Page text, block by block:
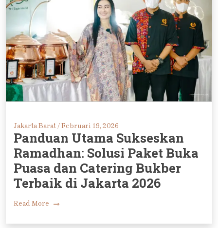
Jakarta Barat /Februari 19, 2026
Panduan Utama Sukseskan
Ramadhan: Solusi Paket Buka
Puasa dan Catering Bukber
Terbaik di Jakarta 2026
Read More